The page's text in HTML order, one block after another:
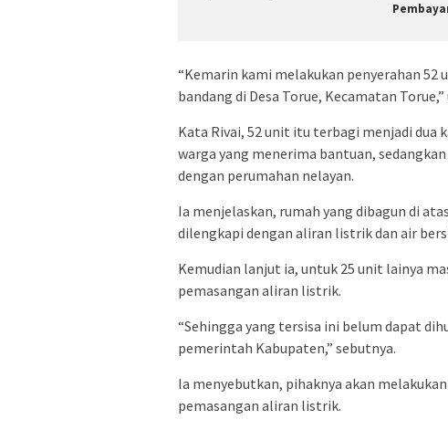
“Kemarin kami melakukan penyerahan
bandang di Desa Torue, Kecamatan Torue,”
Kata Rivai, 52 unit itu terbagi menjadi dua
warga yang menerima bantuan,
dengan perumahan nelayan.
Ia menjelaskan, rumah yang dibagun di
dilengkapi dengan aliran listrik dan air
Kemudian lanjut ia, untuk 25 unit lainya
pemasangan aliran listrik.
“Sehingga yang tersisa ini belum dapat
pemerintah Kabupaten,” sebutnya.
Ia menyebutkan, pihaknya akan
pemasangan aliran listrik.